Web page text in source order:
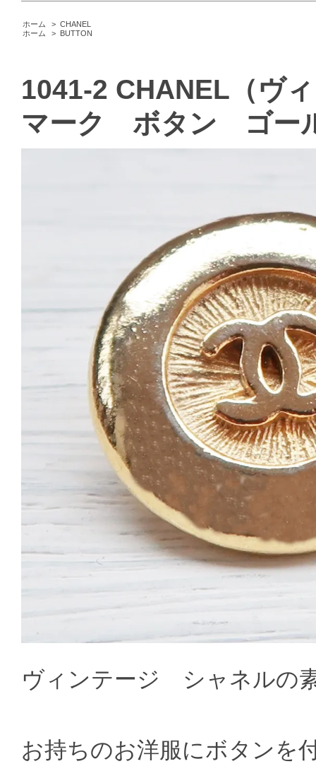
ホーム > CHANEL
ホーム
> BUTTON
1041-2 CHANEL（ヴ
マーク ボタン ゴー
ヴィンテージ シャネルの
お持ちのお洋服にボタンを